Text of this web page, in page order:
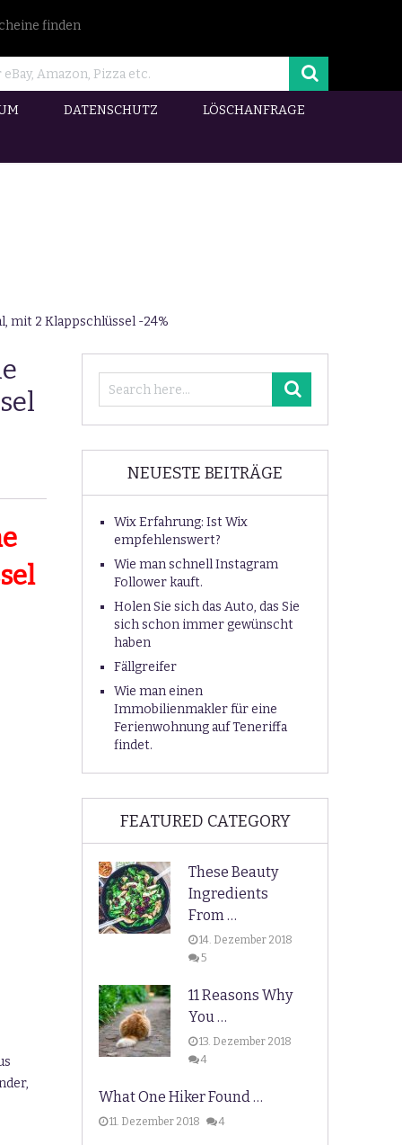
finden
DATENSCHUTZ LÖSCHANFRAGE
mit 2 Klappschlüssel -24%
NEUESTE BEITRÄGE
Wix Erfahrung: Ist Wix
empfehlenswert?
Wie man schnell Instagram
Follower kauft.
Holen Sie sich das Auto, das Sie
sich schon immer gewünscht
haben
Fällgreifer
Wie man einen
Immobilienmakler für eine
Ferienwohnung auf Teneriffa
findet.
FEATURED CATEGORY
These Beauty
Ingredients
From …
14. Dezember 2018
5
11 Reasons Why
You …
13. Dezember 2018
4
What One Hiker Found …
11. Dezember 2018 4